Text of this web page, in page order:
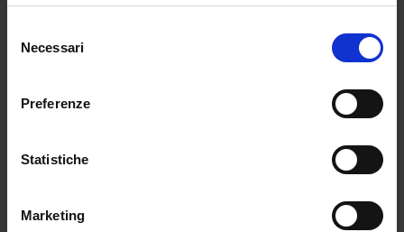
delNecessari
Preferenze
Statistiche
Marketing
ESAME DA 10 DOMANDE